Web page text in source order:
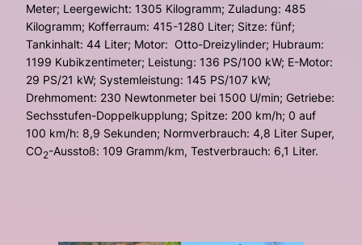
Meter; Leergewicht: 1305 Kilogramm; Zuladung: 485
Kilogramm; Kofferraum: 415-1280 Liter; Sitze: fünf;
Tankinhalt: 44 Liter; Motor: Otto-Dreizylinder; Hubraum:
1199 Kubikzentimeter; Leistung: 136 PS/100 kW; E-Motor:
29 PS/21 kW; Systemleistung: 145 PS/107 kW;
Drehmoment: 230 Newtonmeter bei 1500 U/min; Getriebe:
Sechsstufen-Doppelkupplung; Spitze: 200 km/h; 0 auf
100 km/h: 8,9 Sekunden; Normverbrauch: 4,8 Liter Super,
CO2-Ausstoß: 109 Gramm/km, Testverbrauch: 6,1 Liter.